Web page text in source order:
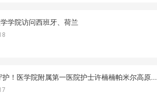
学院访问西班牙、荷兰
！医学院附属第一医院护士许楠楠帕米尔高原...